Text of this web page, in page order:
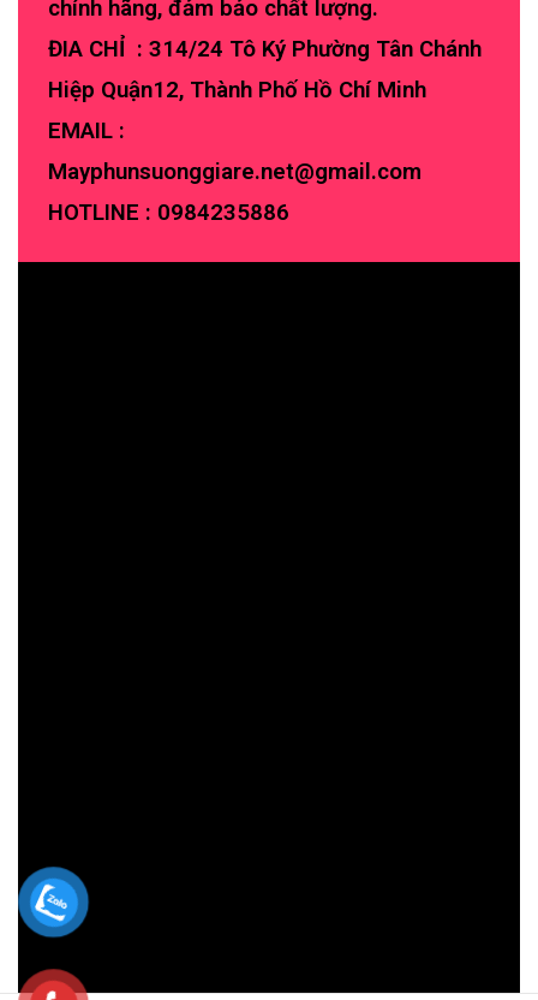
chính hãng, đảm bảo chất lượng.
ĐIA CHỈ : 314/24 Tô Ký Phường Tân Chánh
Hiệp Quận12, Thành Phố Hồ Chí Minh
EMAIL :
Mayphunsuonggiare.net@gmail.com
HOTLINE : 0984235886